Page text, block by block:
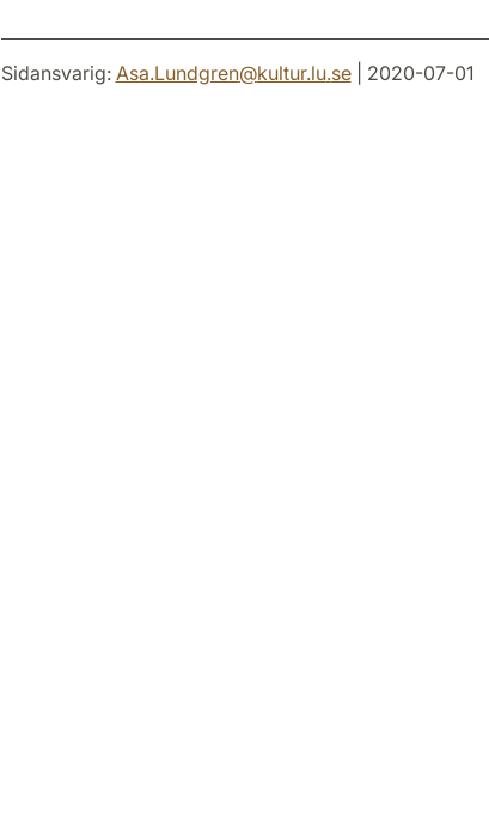
Sidansvarig: Asa.Lundgren@kultur.lu.se| 2020-07-01